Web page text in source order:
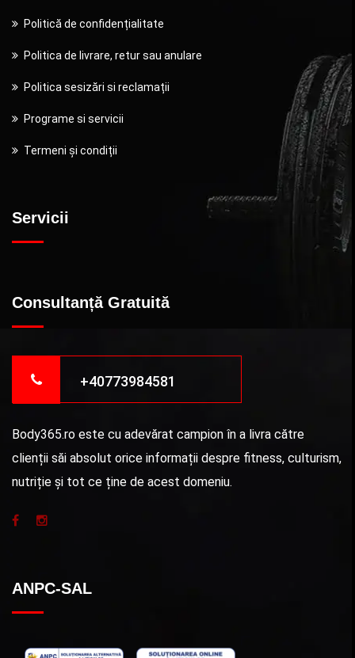
Politică de confidențialitate
Politica de livrare, retur sau anulare
Politica sesizări si reclamații
Programe si servicii
Termeni și condiții
Servicii
Consultanță Gratuită
+40773984581
Body365.ro este cu adevărat campion în a livra către
clienții săi absolut orice informații despre fitness, culturism,
nutriție și tot ce ține de acest domeniu.
ANPC-SAL